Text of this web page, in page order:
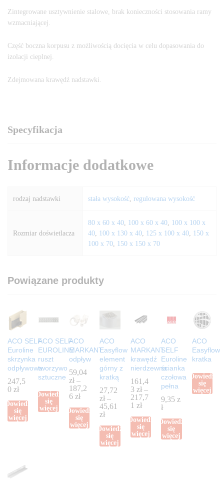
Zintegrowane usztywnienie stalowe, brak konieczności stosowania ramy
wzmacniającej.
Część boczna korpusu z możliwością docięcia w celu dopasowania do
izolacji cieplnej.
Zdejmowana krawędź nadstawki.
Specyfikacja
Informacje dodatkowe
rodzaj nadstawki stała wysokość regulowana wysokość
Rozmiar doświetlacza
80 x 60 x 40 100 x 60 x 40 100 x 100 x
40 100 x 130 x 40 125 x 100 x 40 150 x
100 x 70 150 x 150 x 70
Powiązane produkty
ACO SELF
Euroline
skrzynka
odpływowa
247,5
0 zł
Dowiedz
się
więcej
ACO SELF
EUROLINE
ruszt
tworzywo
sztuczne
Dowiedz
się
więcej
ACO
MARKANT
odpływ
59,04
zł –
187,2
6 zł
Dowiedz
się
więcej
ACO
Easyflow
element
górny z
kratką
27,72
zł –
45,61
zł
Dowiedz
się
więcej
ACO
MARKANT
krawędź
nierdzewna
161,4
3 zł –
217,7
1 zł
Dowiedz
się
więcej
ACO
SELF
Euroline
ścianka
czołowa
pełna
9,35 z
ł
Dowiedz
się
więcej
ACO
Easyflow
kratka
Dowiedz
się
więcej